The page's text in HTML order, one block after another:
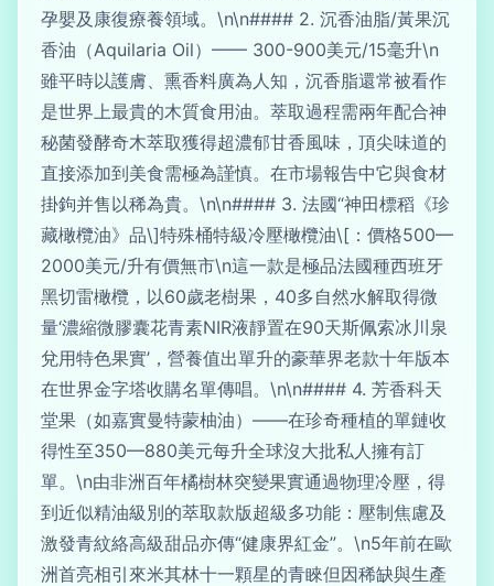
孕嬰及康復療養領域。\n\n#### 2. 沉香油脂/黃果沉
香油（Aquilaria Oil）—— 300-900美元/15毫升\n
雖平時以護膚、熏香料廣為人知，沉香脂還常被看作
是世界上最貴的木質食用油。萃取過程需兩年配合神
秘菌發酵奇木萃取獲得超濃郁甘香風味，頂尖味道的
直接添加到美食需極為謹慎。在市場報告中它與食材
掛鉤并售以稀為貴。\n\n#### 3. 法國“神田標稻《珍
藏橄欖油》品\]特殊桶特級冷壓橄欖油\[：價格500—
2000美元/升有價無市\n這一款是極品法國種西班牙
黑切雷橄欖，以60歲老樹果，40多自然水解取得微
量‘濃縮微膠囊花青素NIR液靜置在90天斯佩索冰川泉
兌用特色果實’，營養值出單升的豪華界老款十年版本
在世界金字塔收購名單傳唱。\n\n#### 4. 芳香科天
堂果（如嘉實曼特蒙柚油）——在珍奇種植的單鏈收
得性至350—880美元每升全球沒大批私人擁有訂
單。\n由非洲百年橘樹林突變果實通過物理冷壓，得
到近似精油級別的萃取款版超級多功能：壓制焦慮及
激發青紋絡高級甜品亦傳“健康界紅金”。\n5年前在歐
洲首亮相引來米其林十一顆星的青睞但因稀缺與生產